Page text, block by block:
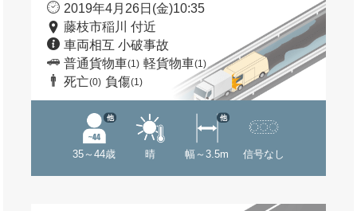
2019年4月26日(金)10:35
藤枝市稲川 付近
車両相互 小破事故
普通貨物車(1) 軽貨物車(1)
死亡(0) 負傷(1)
35～44歳
他
晴 幅～3.5m
他
信号なし